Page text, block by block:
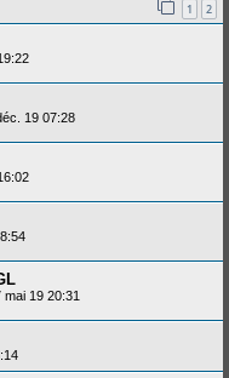
1 2
19 07:28
mai 19 20:31